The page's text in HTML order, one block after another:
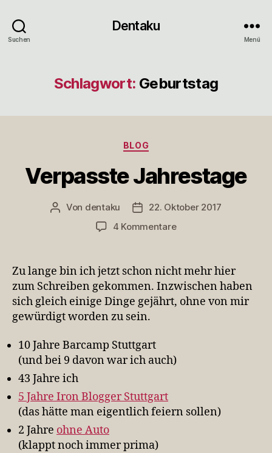
Suchen
Dentaku
Menü
Schlagwort: Geburtstag
Kategorien
BLOG
Verpasste Jahrestage
Beitragsautor
Von dentaku Veröffentlichungsdatum
22. Oktober 2017
4 Kommentarezu
Zu lange bin ich jetzt schon nicht mehr hier
zum Schreiben gekommen. Inzwischen haben
sich gleich einige Dinge gejährt, ohne von mir
gewürdigt worden zu sein.
10 Jahre Barcamp Stuttgart
(und bei 9 davon war ich auch)
43 Jahre ich
5 Jahre Iron Blogger Stuttgart
(das hätte man eigentlich feiern sollen)
2 Jahre ohne Auto
(klappt noch immer prima)